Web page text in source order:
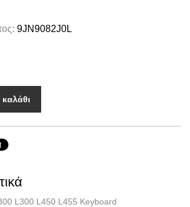
9JN9082J0L
L300 L450 L455 Keyboard